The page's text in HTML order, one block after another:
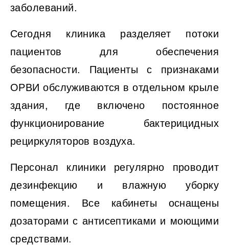
заболеваний.
Сегодня клиника разделяет потоки
пациентов для обеспечения
безопасности. Пациенты с признаками
ОРВИ обслуживаются в отдельном крыле
здания, где включено постоянное
функционирование бактерицидных
рециркуляторов воздуха.
Персонал клиники регулярно проводит
дезинфекцию и влажную уборку
помещения. Все кабинеты оснащены
дозаторами с антисептиками и моющими
средствами.